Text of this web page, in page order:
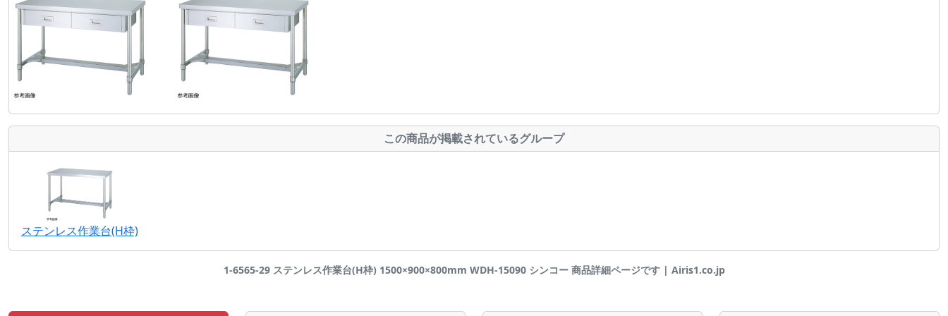
この商品が掲載されているグループ
ステンレス作業台(H枠)
1-6565-29 ステンレス作業台(H枠) 1500×900×800mm WDH-15090 シンコー 商品詳細ページです | Airis1.co.jp